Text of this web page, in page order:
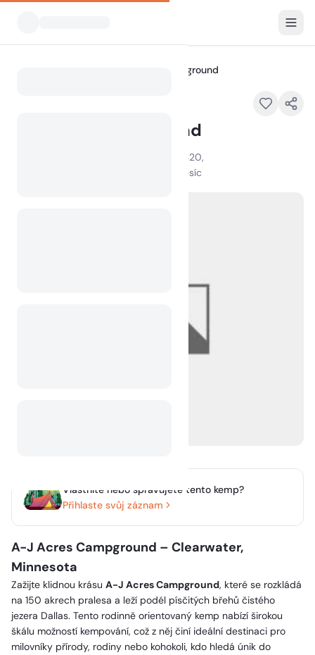
A J Acres Campground
A J Acres Campground
1300 195th St E, Clearwater, MN 55320,
zobrazení za poslední měsíc
Vlastníte nebo spravujete tento kemp?
Přihlaste svůj záznam
A-J Acres Campground – Clearwater,
Minnesota
Zažijte klidnou krásu A-J Acres Campground, které se rozkládá
na 150 akrech pralesa a leží podél písčitých břehů čistého
jezera Dallas. Tento rodinně orientovaný kemp nabízí širokou
škálu možností kempování, což z něj činí ideální destinaci pro
milovníky přírody, rodiny nebo kohokoli, kdo hledá únik do